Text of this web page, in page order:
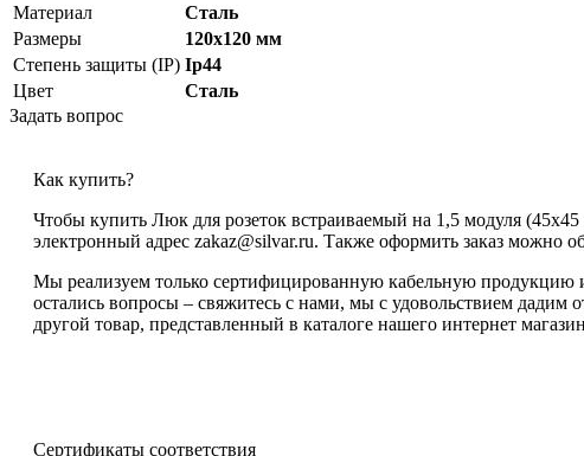
Материал
Сталь
Размеры
120х120 мм
Степень защиты (IP) Ip44
Цвет
Сталь
Задать вопрос
Как купить?
Чтобы купить Люк для розеток встраиваемый на 1,5 модуля (45х45
электронный адрес zakaz@silvar.ru. Также оформить заказ можно
Мы реализуем только сертифицированную кабельную продукцию
остались вопросы – свяжитесь с нами, мы с удовольствием
другой товар, представленный в каталоге нашего интернет
Сертификаты соответствия